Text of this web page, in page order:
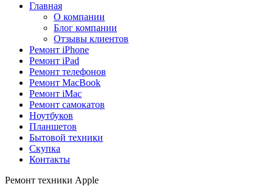
Главная
О компании
Блог компании
Отзывы клиентов
Ремонт iPhone
Ремонт iPad
Ремонт телефонов
Ремонт MacBook
Ремонт iMac
Ремонт самокатов
Ноутбуков
Планшетов
Бытовой техники
Скупка
Контакты
Ремонт техники Apple